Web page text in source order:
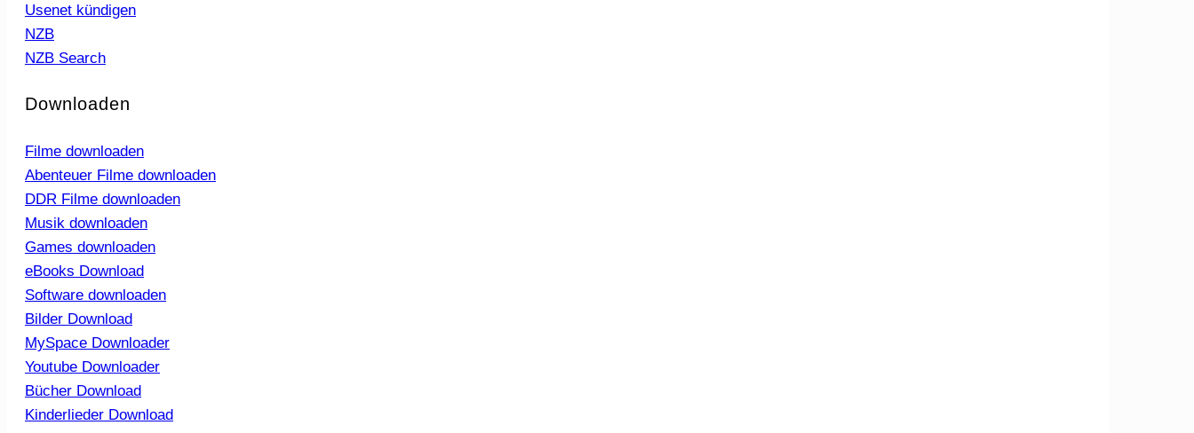
Usenet kündigen
NZB
NZB Search
Downloaden
Filme downloaden
Abenteuer Filme downloaden
DDR Filme downloaden
Musik downloaden
Games downloaden
eBooks Download
Software downloaden
Bilder Download
MySpace Downloader
Youtube Downloader
Bücher Download
Kinderlieder Download